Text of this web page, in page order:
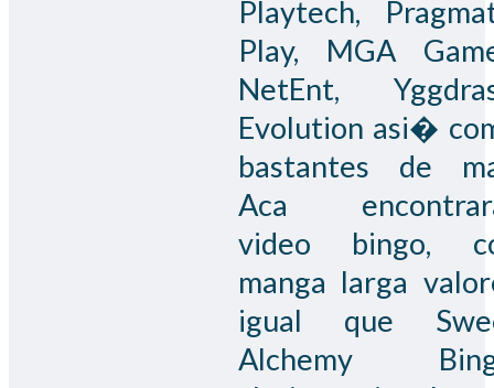
Playtech,
Play, MGA
NetEnt,
Evolution asi�
bastantes de
Aca
video bingo,
manga larga
igual que
Alchemy